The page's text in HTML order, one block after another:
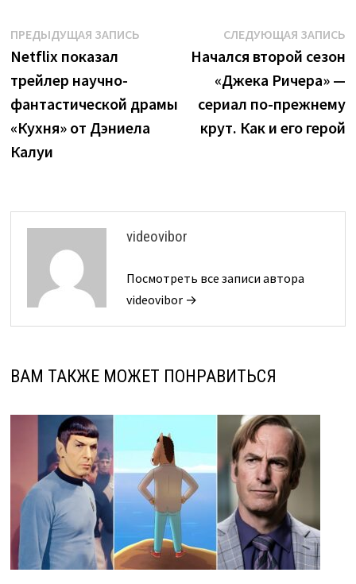
Навигация
по
записям
ПРЕДЫДУЩАЯ ЗАПИСЬПредыдущая
Netflix показал
трейлер научно-
фантастической драмы
«Кухня» от Дэниела
Калуи
СЛЕДУЮЩАЯ ЗАПИСЬ
Начался второй сезон
«Джека Ричера» —
сериал по-прежнему
крут. Как и его герой
videovibor
Посмотреть все записи автора
videovibor →
ВАМ ТАКЖЕ МОЖЕТ ПОНРАВИТЬСЯ